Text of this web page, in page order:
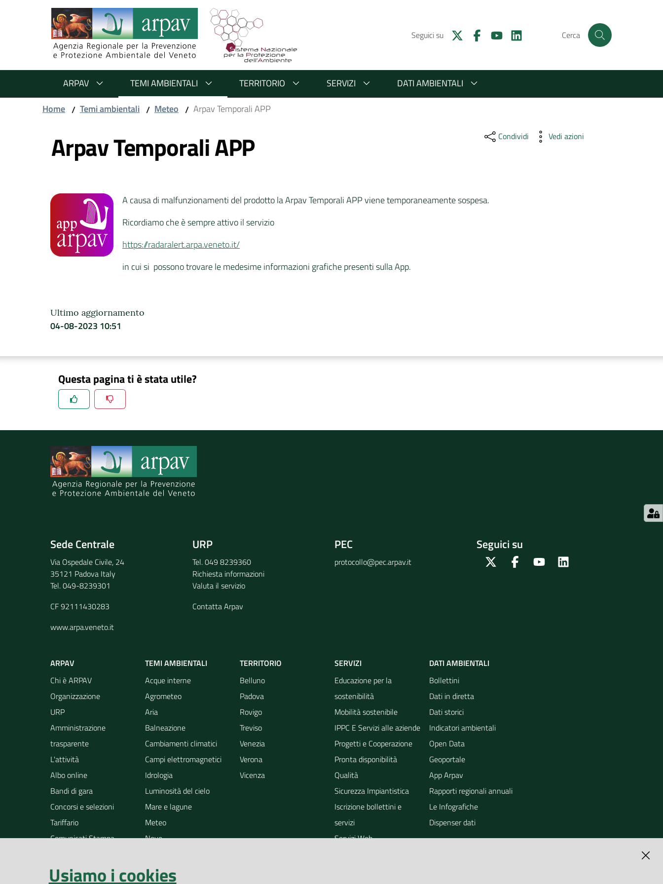
Salta al contenuto
Salta alla navigazione
Salta al footer
Seguici su Cerca
ARPAV TEMI AMBIENTALI TERRITORIO SERVIZI
DATI AMBIENTALI
Home / Temi ambientali / Meteo / Arpav Temporali APP
Arpav Temporali APP Condividi Vedi azioni
A causa di malfunzionamenti del prodotto la Arpav Temporali APP viene temporaneamente sospesa.
Ricordiamo che è sempre attivo il servizio
https://radaralert.arpa.veneto.it/
in cui si possono trovare le medesime informazioni grafiche presenti sulla App.
Ultimo aggiornamento
04-08-2023 10:51
Questa pagina ti è stata utile?
Spiegaci perchè, e aiutaci a migliorare il servizio
Sede Centrale
Via Ospedale Civile, 24
35121 Padova Italy
Tel. 049-8239301
CF 92111430283
www.arpa.veneto.it
URP
Tel. 049 8239360
Richiesta informazioni
Valuta il servizio
Contatta Arpav
PEC
protocollo@pec.arpav.it
Seguici su
Twitter FacebookYoutube
ARPAV
Chi è ARPAV
Organizzazione
URP
Amministrazione
trasparente
L'attività
Albo online
Bandi di gara
Concorsi e selezioni
Tariffario
Comunicati Stampa
TEMI AMBIENTALI
Acque interne
Agrometeo
Aria
Balneazione
Cambiamenti climatici
Campi elettromagnetici
Idrologia
Luminosità del cielo
Mare e lagune
Meteo
Neve
Pollini
TERRITORIO
Belluno
Padova
Rovigo
Treviso
Venezia
Verona
Vicenza
SERVIZI
Educazione per la
sostenibilità
Mobilità sostenibile
IPPC E Servizi alle aziende
Progetti e Cooperazione
Pronta disponibilità
Qualità
Sicurezza Impiantistica
Iscrizione bollettini e
servizi
Servizi Web
DATI AMBIENTALI
Bollettini
Dati in diretta
Dati storici
Indicatori ambientali
Open Data
Geoportale
App Arpav
Rapporti regionali annuali
Le Infografiche
Dispenser dati
Usiamo i cookies